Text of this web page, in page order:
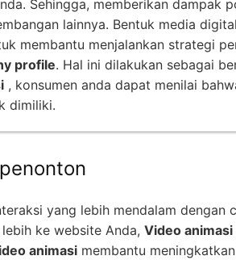
Sehingga, memberikan dampak
lainnya. Bentuk media
membantu menjalankan strategi
profile. Hal ini dilakukan sebagai
, konsumen anda dapat menilai
dimiliki.
yang lebih mendalam dengan
ke website Anda, Video animasi
animasi membantu